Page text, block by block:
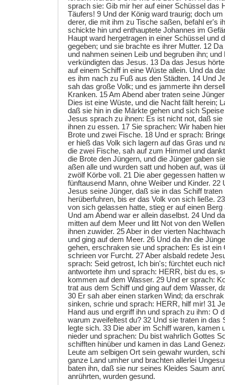
sprach sie: Gib mir her auf einer Schüssel das
Täufers! 9 Und der König ward traurig; doch
derer, die mit ihm zu Tische saßen, befahl er's
schickte hin und enthauptete Johannes im
Haupt ward hergetragen in einer Schüssel und
gegeben; und sie brachte es ihrer Mutter. 12
und nahmen seinen Leib und begruben ihn; und
verkündigten das Jesus. 13 Da das Jesus
auf einem Schiff in eine Wüste allein. Und da
es ihm nach zu Fuß aus den Städten. 14 Und
sah das große Volk; und es jammerte ihn
Kranken. 15 Am Abend aber traten seine
Dies ist eine Wüste, und die Nacht fällt herein;
daß sie hin in die Märkte gehen und sich
Jesus sprach zu ihnen: Es ist nicht not, daß sie
ihnen zu essen. 17 Sie sprachen: Wir haben
Brote und zwei Fische. 18 Und er sprach:
er hieß das Volk sich lagern auf das Gras und
die zwei Fische, sah auf zum Himmel und
die Brote den Jüngern, und die Jünger gaben
aßen alle und wurden satt und hoben auf, was
zwölf Körbe voll. 21 Die aber gegessen hatten
fünftausend Mann, ohne Weiber und Kinder. 22
Jesus seine Jünger, daß sie in das Schiff traten
herüberfuhren, bis er das Volk von sich ließe.
von sich gelassen hatte, stieg er auf einen Berg
Und am Abend war er allein daselbst. 24 Und
mitten auf dem Meer und litt Not von den
ihnen zuwider. 25 Aber in der vierten
und ging auf dem Meer. 26 Und da ihn die
gehen, erschraken sie und sprachen: Es ist ein
schrieen vor Furcht. 27 Aber alsbald redete
sprach: Seid getrost, Ich bin's; fürchtet euch
antwortete ihm und sprach: HERR, bist du es,
kommen auf dem Wasser. 29 Und er sprach:
trat aus dem Schiff und ging auf dem Wasser,
30 Er sah aber einen starken Wind; da
sinken, schrie und sprach: HERR, hilf mir! 31
Hand aus und ergriff ihn und sprach zu ihm: O
warum zweifeltest du? 32 Und sie traten in das
legte sich. 33 Die aber im Schiff waren, kamen
nieder und sprachen: Du bist wahrlich Gottes
schifften hinüber und kamen in das Land
Leute am selbigen Ort sein gewahr wurden,
ganze Land umher und brachten allerlei
baten ihn, daß sie nur seines Kleides Saum
anrührten, wurden gesund.